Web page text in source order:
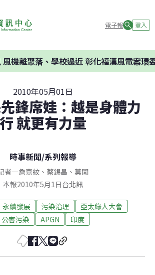
電子報 登入
聚落、學校過近 彰化福漢風電案環委建議
2010年05月01日
鋒席娃：越是身體力
行 就更有力量
時事新聞/系列報導
者—詹嘉紋 、 蔡錫昌 、 莫聞
本報2010年5月1日台北訊
永續發展 污染治理
亞太綠人大會
公害污染
APGN 印度